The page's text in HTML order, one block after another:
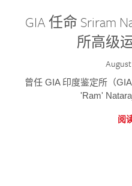
GIA 任命 Sriram
所高级
曾任 GIA 印度鉴定所（
'Ram'
阅